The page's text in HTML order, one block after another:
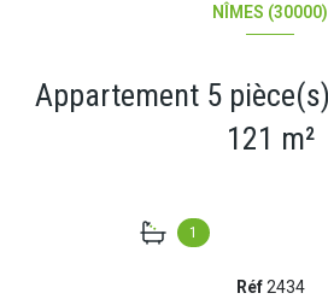
NÎMES (30000)
Appartement 5 pièce(s) 3 chambre(s)
121 m²
1
Réf2434